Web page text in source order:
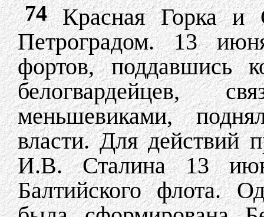
74Красная Горка и
Петроградом. 13
фортов, поддавшись
белогвардейцев,
меньшевиками,
власти. Для действий
И.В. Сталина 13
Балтийского флота.